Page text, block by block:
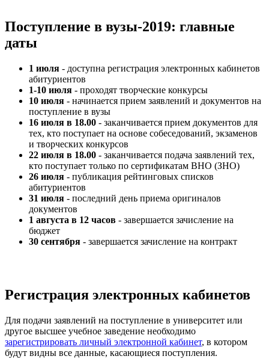
Поступление в вузы-2019: главные
даты
1 июля - доступна регистрация электронных кабинетов
абитуриентов
1-10 июля - проходят творческие конкурсы
10 июля - начинается прием заявлений и документов на
поступление в вузы
16 июля в 18.00 - заканчивается прием документов для
тех, кто поступает на основе собеседований, экзаменов
и творческих конкурсов
22 июля в 18.00 - заканчивается подача заявлений тех,
кто поступает только по сертификатам ВНО (ЗНО)
26 июля - публикация рейтинговых списков
абитуриентов
31 июля - последний день приема оригиналов
документов
1 августа в 12 часов - завершается зачисление на
бюджет
30 сентября - завершается зачисление на контракт
Регистрация электронных кабинетов
Для подачи заявлений на поступление в университет или
другое высшее учебное заведение необходимо
зарегистрировать личный электронной кабинет, в котором
будут видны все данные, касающиеся поступления.